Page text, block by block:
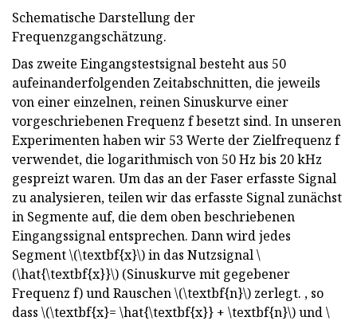
Schematische Darstellung der
Frequenzgangschätzung.
Das zweite Eingangstestsignal besteht aus 50
aufeinanderfolgenden Zeitabschnitten, die jeweils
von einer einzelnen, reinen Sinuskurve einer
vorgeschriebenen Frequenz f besetzt sind. In unseren
Experimenten haben wir 53 Werte der Zielfrequenz f
verwendet, die logarithmisch von 50 Hz bis 20 kHz
gespreizt waren. Um das an der Faser erfasste Signal
zu analysieren, teilen wir das erfasste Signal zunächst
in Segmente auf, die dem oben beschriebenen
Eingangssignal entsprechen. Dann wird jedes
Segment \(\textbf{x}\) in das Nutzsignal \
(\hat{\textbf{x}}\) (Sinuskurve mit gegebener
Frequenz f) und Rauschen \(\textbf{n}\) zerlegt. , so
dass \(\textbf{x}= \hat{\textbf{x}} + \textbf{n}\) und \